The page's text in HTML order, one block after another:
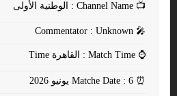
📺
🎤
⌚
⏰